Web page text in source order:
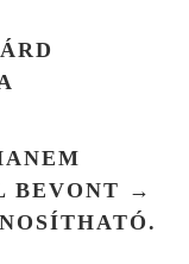
BEVONT →